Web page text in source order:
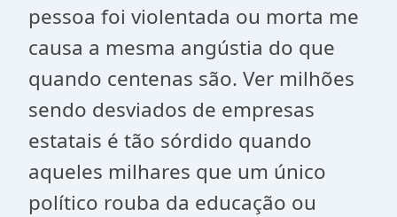
pessoa foi violentada ou morta me
causa a mesma angústia do que
quando centenas são. Ver milhões
sendo desviados de empresas
estatais é tão sórdido quando
aqueles milhares que um único
político rouba da educação ou